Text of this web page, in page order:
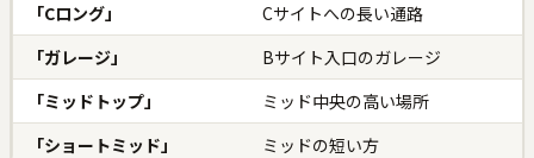
「Cロング」
Cサイトへの長い通路
「ガレージ」
Bサイト入口のガレージ
「ミッドトップ」
ミッド中央の高い場所
「ショートミッド」
ミッドの短い方